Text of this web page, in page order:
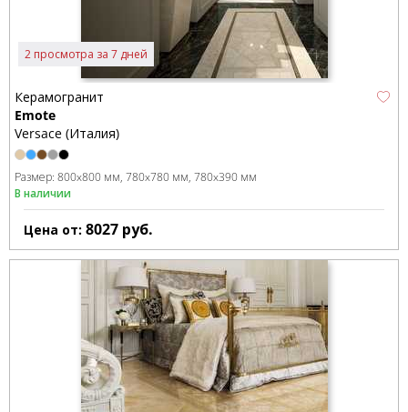
2 просмотра за 7 дней
Керамогранит
Emote
Versace (Италия)
Размер: 800x800 мм 780x780 мм 780x390 мм
В наличии
Цена от: 8027 руб.